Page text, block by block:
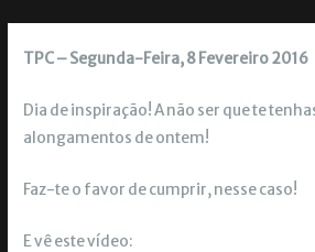
TPC – Segunda-Feira, 8 Fevereiro 2016
Dia de inspiração! A não ser que te
alongamentos de ontem!
Faz-te o favor de cumprir, nesse caso!
E vê este vídeo: